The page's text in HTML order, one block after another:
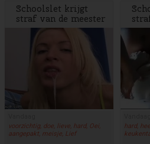
Schoolslet krijgt
straf van de meester
voorzichtig, doe, lieve, hard, Oei,
aangepakt, meisje, Lief
hard,